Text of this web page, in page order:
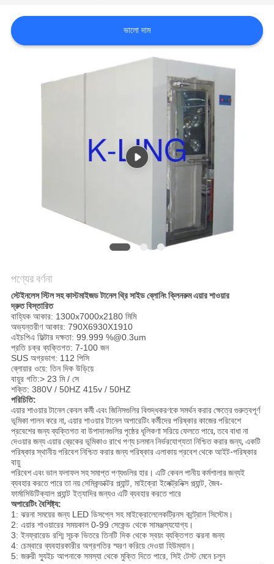
খবর
ভালো দাম
পণ্যের বর্ণনা
স্টেইনলেস স্টিল সহ কাস্টমাইজড টানেল থ্রি সাইড ব্লোনিং ক্লিনরুম এয়ার শাওয়ার
দ্রুত বিস্তারিত
বাহ্যিক আকার: 1300x7000x2180 মিমি
অভ্যন্তরীণ আকার: 790X6930X1910
এইচপিএ ফিল্টার দক্ষতা: 99.999 %@0.3um
প্রতি চক্র ব্যক্তিগত: 7-100 জন
SUS অগ্রভাগ: 112 পিসি
ব্লোয়ার ওয়ে: তিন দিক উড়িয়ে
বায়ুর গতি:> 23 মি / সে
শক্তি: 380V / 50HZ 415v / 50HZ
পরিচিতি:
এয়ার শাওয়ার টানেল কেবল কর্মী এবং জিনিসগুলির বিশুদ্ধকরণকে সমর্থন করার ক্ষেত্রে গুরুত্বপূর্ণ
ভূমিকা পালন করে না, এয়ার শাওয়ার টানেল অপারেটিং কর্মীদের পরিষ্কার কাজের পরিবেশে
প্রবেশের জন্য ব্যক্তিগত বা উপাদানগুলির পৃষ্ঠের ধূলিকণা সরিয়ে ফেলতে পারে, তবে বাধা না
দেওয়ার জন্য এয়ার ব্রেকের ভূমিকাও রাখে পণ্য চলমান নির্ভরযোগ্যতা নিশ্চিত করার জন্য, একটি
পরিষ্কার স্থানীয় পরিবেশ নিশ্চিত করার জন্য পরিষ্কার এলাকায় প্রবেশ থেকে আইট-পরিষ্কার
বায়ু
পরিবেশ এবং ভাল ফলাফল সহ সমাপ্ত পণ্যগুলির হার। এটি কেবল পানীয় কর্মশালার জন্যই
ব্যবহার করতে পারে তা নয়সেমিকন্ডাক্টর প্ল্যান্ট, মাইক্রো ইলেক্ট্রনিক্স প্ল্যান্ট, জৈব-
ফার্মাসিউটিক্যাল প্ল্যান্ট ইত্যাদিরজন্যও এটি ব্যবহার করতে পারে
অপারেটিং বৈশিষ্ট্য:
1: ঝরনা সময়ের জন্য LED ডিসপ্লে সহ মাইক্রোলেলেকট্রিনস কন্ট্রোল সিস্টেম।
2: এয়ার শাওয়ারের সময়কাল 0-99 সেকেন্ড থেকে সামঞ্জস্যযোগ্য।
3: ইনফ্রারেড রশ্মি সূচক ভিতরে তিনটি দিক থেকে স্বয়ং ব্যক্তিগত ঝরনা জন্য
4: চেম্বারে ব্যবহারকারীর অগ্রগতির স্মরণ করিয়ে দেওয়া হিউম্যান।
5: জরুরী স্যুইচ আপনাকে সমস্যা থেকে মুক্তি দিতে পারে, সিই টেস্ট মেনে চলুন